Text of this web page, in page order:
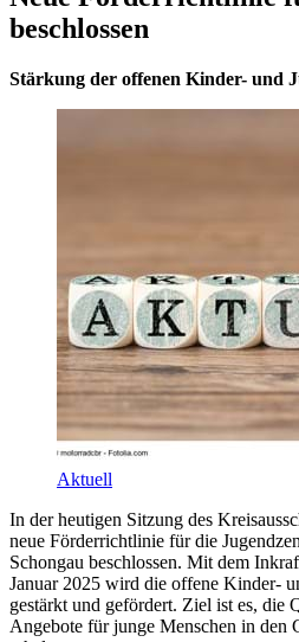
beschlossen
Stärkung der offenen Kinder- und
Aktuell
In der heutigen Sitzung des
neue Förderrichtlinie für die
Schongau beschlossen. Mit dem
Januar 2025 wird die offene Kinder-
gestärkt und gefördert. Ziel ist es, die
Angebote für junge Menschen in den